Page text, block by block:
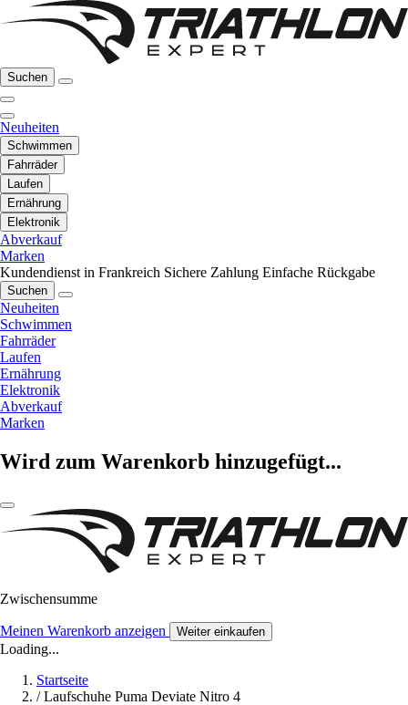
Suchen
Neuheiten
Schwimmen
Fahrräder
Laufen
Ernährung
Elektronik
Abverkauf
Marken
Kundendienst in Frankreich Sichere Zahlung Einfache Rückgabe
Suchen
Neuheiten
Schwimmen
Fahrräder
Laufen
Ernährung
Elektronik
Abverkauf
Marken
Wird zum Warenkorb hinzugefügt...
Zwischensumme
Meinen Warenkorb anzeigen Weiter einkaufen
Loading...
Startseite
/ Laufschuhe Puma Deviate Nitro 4